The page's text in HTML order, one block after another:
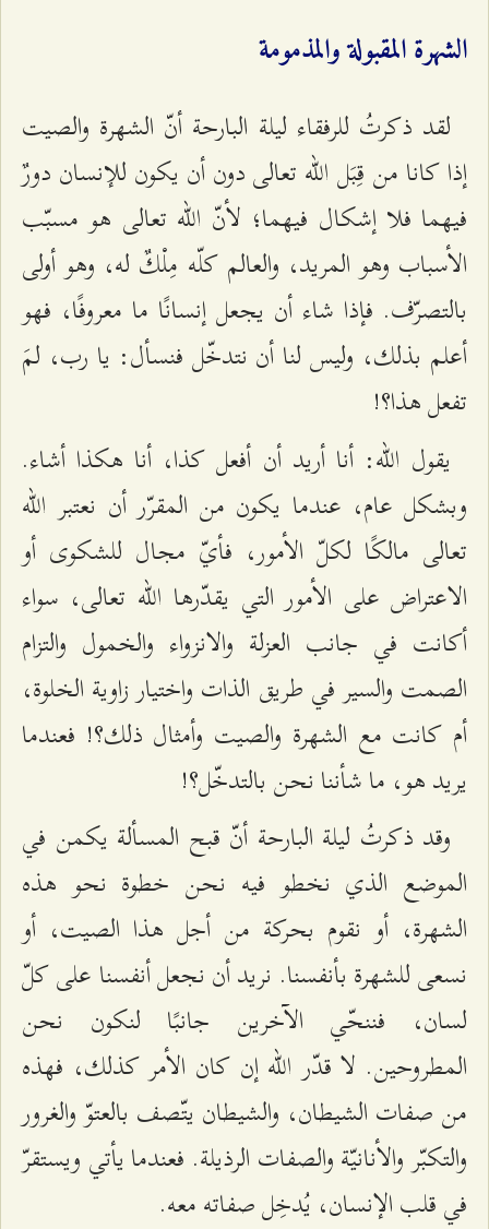
الشهرة المقبولة والمذمومة
لقد ذكرتُ للرفقاء ليلة البارحة أنّ الشهرة والصيت
إذا كانا من قِبَل الله تعالى دون أن يكون للإنسان دورٌ
فيهما فلا إشكال فيهما؛ لأنّ الله تعالى هو مسبّب
الأسباب وهو المريد، والعالم كلّه مِلْكٌ له، وهو أولى
بالتصرّف. فإذا شاء أن يجعل إنسانًا ما معروفًا، فهو
أعلم بذلك، وليس لنا أن نتدخّل فنسأل: يا رب، لمَ
تفعل هذا؟!
يقول الله: أنا أريد أن أفعل كذا، أنا هكذا أشاء.
وبشكل عام، عندما يكون من المقرّر أن نعتبر الله
تعالى مالكًا لكلّ الأمور، فأيّ مجال للشكوى أو
الاعتراض على الأمور التي يقدّرها الله تعالى، سواء
أكانت في جانب العزلة والانزواء والخمول والتزام
الصمت والسير في طريق الذات واختيار زاوية الخلوة،
أم كانت مع الشهرة والصيت وأمثال ذلك؟! فعندما
يريد هو، ما شأننا نحن بالتدخّل؟!
وقد ذكرتُ ليلة البارحة أنّ قبح المسألة يكمن في
الموضع الذي نخطو فيه نحن خطوة نحو هذه
الشهرة، أو نقوم بحركة من أجل هذا الصيت، أو
نسعى للشهرة بأنفسنا. نريد أن نجعل أنفسنا على كلّ
لسان، فننحّي الآخرين جانبًا لنكون نحن
المطروحين. لا قدّر الله إن كان الأمر كذلك، فهذه
من صفات الشيطان، والشيطان يتّصف بالعتوّ والغرور
والتكبّر والأنانيّة والصفات الرذيلة. فعندما يأتي ويستقرّ
في قلب الإنسان، يُدخِل صفاته معه.